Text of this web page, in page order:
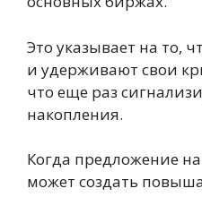
Это указывает на то,
и удерживают свои
что еще раз
накопления.
Когда предложение
может создать